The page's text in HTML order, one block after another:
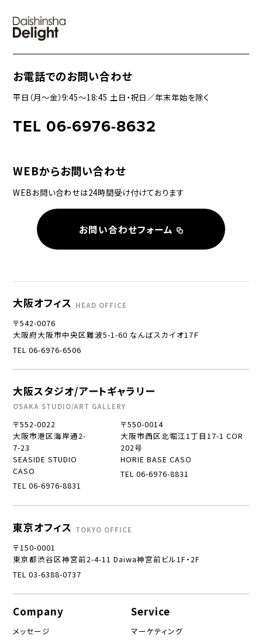
お電話でのお問い合わせ
平日（月〜金）9:45〜18:45 土日・祝日／年末年始を除く
TEL 06-6976-8632
WEBからお問い合わせ
WEBお問い合わせは24時間受け付けております
お問い合わせフォーム
大阪オフィス HEAD OFFICE
〒542-0076
大阪府大阪市中央区難波5-1-60 なんばスカイオ17Ｆ
TEL 06-6976-6506
大阪スタジオ/アートギャラリー
OSAKA STUDIO/ART GALLERY
〒552-0022
大阪市港区海岸通2-
7-23
SEASIDE STUDIO
CASO
TEL 06-6976-8831
〒550-0014
大阪市西区北堀江1丁目17-1 COR
202号
HORIE BASE CASO
TEL 06-6976-8831
東京オフィス TOKYO OFFICE
〒150-0001
東京都渋谷区神宮前2-4-11 Daiwa神宮前ビル1F・2F
TEL 03-6388-0737
Company
メッセージ
Service
マーケティング